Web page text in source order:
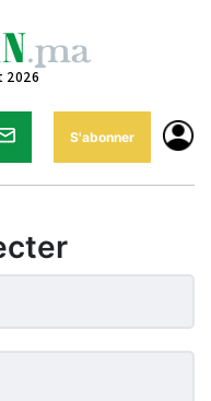
2026
S'abonner